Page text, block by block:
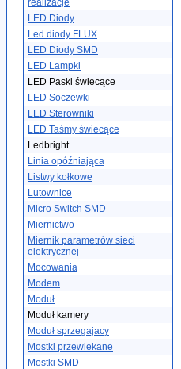
realizacje
LED Diody
Led diody FLUX
LED Diody SMD
LED Lampki
LED Paski świecące
LED Soczewki
LED Sterowniki
LED Taśmy świecące
Ledbright
Linia opóźniająca
Listwy kołkowe
Lutownice
Micro Switch SMD
Miernictwo
Miernik parametrów sieci
elektrycznej
Mocowania
Modem
Moduł
Moduł kamery
Moduł sprzegajacy
Mostki przewlekane
Mostki SMD